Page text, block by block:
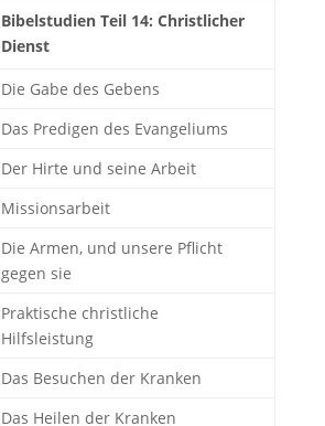
Bibelstudien Teil 14: Christlicher
Dienst
Die Gabe des Gebens
Das Predigen des Evangeliums
Der Hirte und seine Arbeit
Missionsarbeit
Die Armen, und unsere Pflicht
gegen sie
Praktische christliche
Hilfsleistung
Das Besuchen der Kranken
Das Heilen der Kranken